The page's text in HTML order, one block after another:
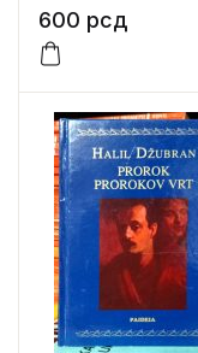
600 рсд